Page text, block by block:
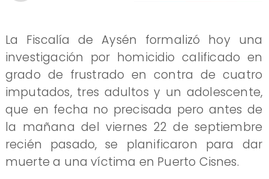
La Fiscalía de Aysén formalizó hoy una
investigación por homicidio calificado en
grado de frustrado en contra de cuatro
imputados, tres adultos y un adolescente,
que en fecha no precisada pero antes de
la mañana del viernes 22 de septiembre
recién pasado, se planificaron para dar
muerte a una víctima en Puerto Cisnes.